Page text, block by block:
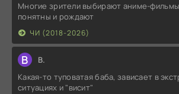
Многие зрители выбирают аниме-
понятны и рождают
ЧИ (2018-2026)
В В.
Какая-то туповатая баба, зависает в
ситуациях и "висит"